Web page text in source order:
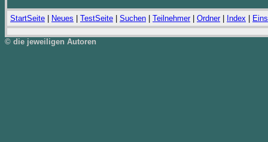
StartSeite Neues TestSeite Suchen Teilnehmer| Ordner| Index
© die jeweiligen Autoren